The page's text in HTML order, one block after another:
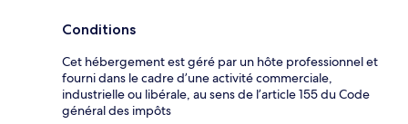
Conditions
Cet hébergement est géré par un hôte professionnel et
fourni dans le cadre d’une activité commerciale,
industrielle ou libérale, au sens de l’article 155 du Code
général des impôts